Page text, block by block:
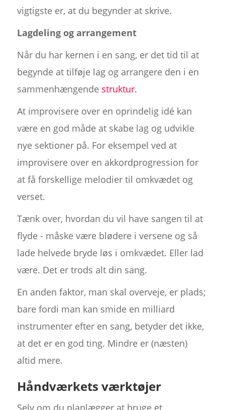
vigtigste er, at du begynder at skrive.
Lagdeling og arrangement
Når du har kernen i en sang, er det tid til at
begynde at tilføje lag og arrangere den i en
sammenhængende struktur.
At improvisere over en oprindelig idé kan
være en god måde at skabe lag og udvikle
nye sektioner på. For eksempel ved at
improvisere over en akkordprogression for
at få forskellige melodier til omkvædet og
verset.
Tænk over, hvordan du vil have sangen til at
flyde - måske være blødere i versene og så
lade helvede bryde løs i omkvædet. Eller lad
være. Det er trods alt din sang.
En anden faktor, man skal overveje, er plads;
bare fordi man kan smide en milliard
instrumenter efter en sang, betyder det ikke,
at det er en god ting. Mindre er (næsten)
altid mere.
Håndværkets værktøjer